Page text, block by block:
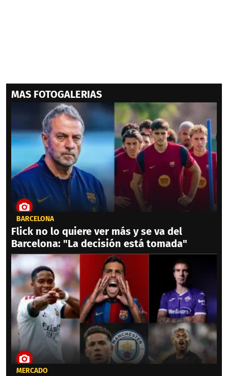
MAS FOTOGALERIAS
BARCELONA
Flick no lo quiere ver más y se va del
Barcelona: "La decisión está tomada"
MERCADO